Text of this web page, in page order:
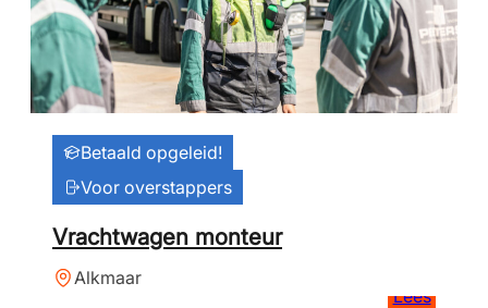
Betaald opgeleid!
Voor overstappers
Vrachtwagen monteur
Alkmaar
Lees